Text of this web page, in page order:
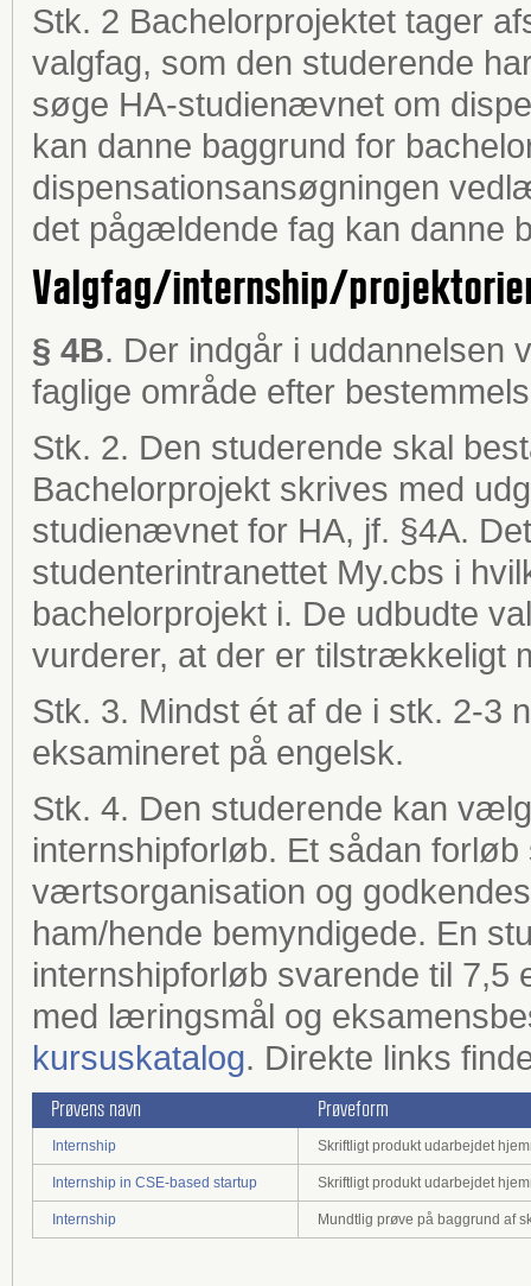
Stk. 2 Bachelorprojektet tager
valgfag, som den studerende
søge HA-studienævnet om
kan danne baggrund for
dispensationsansøgningen
det pågældende fag kan danne
Valgfag/internship/
§ 4B. Der indgår i uddannelsen
faglige område efter
Stk. 2. Den studerende skal
Bachelorprojekt skrives med
studienævnet for HA, jf. §4A.
studenterintranettet My.cbs i
bachelorprojekt i. De udbudte
vurderer, at der er tilstrækkeligt
Stk. 3. Mindst ét af de i stk. 2-
eksamineret på engelsk.
Stk. 4. Den studerende kan
internshipforløb. Et sådan
værtsorganisation og
ham/hende bemyndigede. En
internshipforløb svarende til 7,5
med læringsmål og
kursuskatalog. Direkte links
Prøvens navn Prøveform
Internship Skriftligt produkt udarbejdet
Internship in CSE-based startup Skriftligt produkt udarbejdet
Internship Mundtlig prøve på baggrund af